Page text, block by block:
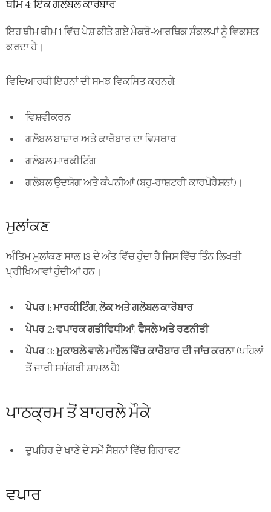
ਥੀਮ 4: ਇੱਕ ਗਲੋਬਲ ਕਾਰੋਬਾਰ
ਇਹ ਥੀਮ ਥੀਮ 1 ਵਿੱਚ ਪੇਸ਼ ਕੀਤੇ ਗਏ ਮੈਕਰੋ-ਆਰਥਿਕ ਸੰਕਲਪਾਂ ਨੂੰ ਵਿਕਸਤ
ਕਰਦਾ ਹੈ।
ਵਿਦਿਆਰਥੀ ਇਹਨਾਂ ਦੀ ਸਮਝ ਵਿਕਸਿਤ ਕਰਨਗੇ:
ਵਿਸ਼ਵੀਕਰਨ
ਗਲੋਬਲ ਬਾਜ਼ਾਰ ਅਤੇ ਕਾਰੋਬਾਰ ਦਾ ਵਿਸਥਾਰ
ਗਲੋਬਲ ਮਾਰਕੀਟਿੰਗ
ਗਲੋਬਲ ਉਦਯੋਗ ਅਤੇ ਕੰਪਨੀਆਂ (ਬਹੁ-ਰਾਸ਼ਟਰੀ ਕਾਰਪੋਰੇਸ਼ਨਾਂ)।
ਮੁਲਾਂਕਣ
ਅੰਤਿਮ ਮੁਲਾਂਕਣ ਸਾਲ 13 ਦੇ ਅੰਤ ਵਿੱਚ ਹੁੰਦਾ ਹੈ ਜਿਸ ਵਿੱਚ ਤਿੰਨ ਲਿਖਤੀ
ਪ੍ਰੀਖਿਆਵਾਂ ਹੁੰਦੀਆਂ ਹਨ।
ਪੇਪਰ 1: ਮਾਰਕੀਟਿੰਗ, ਲੋਕ ਅਤੇ ਗਲੋਬਲ ਕਾਰੋਬਾਰ
ਪੇਪਰ 2: ਵਪਾਰਕ ਗਤੀਵਿਧੀਆਂ, ਫੈਸਲੇ ਅਤੇ ਰਣਨੀਤੀ
ਪੇਪਰ 3: ਮੁਕਾਬਲੇ ਵਾਲੇ ਮਾਹੌਲ ਵਿੱਚ ਕਾਰੋਬਾਰ ਦੀ ਜਾਂਚ ਕਰਨਾ(ਪਹਿਲਾਂ
ਤੋਂ ਜਾਰੀ ਸਮੱਗਰੀ ਸ਼ਾਮਲ ਹੈ)
ਪਾਠਕ੍ਰਮ ਤੋਂ ਬਾਹਰਲੇ ਮੌਕੇ
ਦੁਪਹਿਰ ਦੇ ਖਾਣੇ ਦੇ ਸਮੇਂ ਸੈਸ਼ਨਾਂ ਵਿੱਚ ਗਿਰਾਵਟ
ਵਪਾਰ